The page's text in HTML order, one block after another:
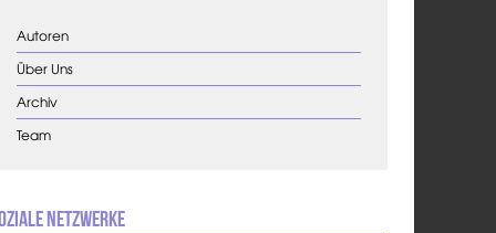
Autoren
Über Uns
Archiv
Team
Netzwerke